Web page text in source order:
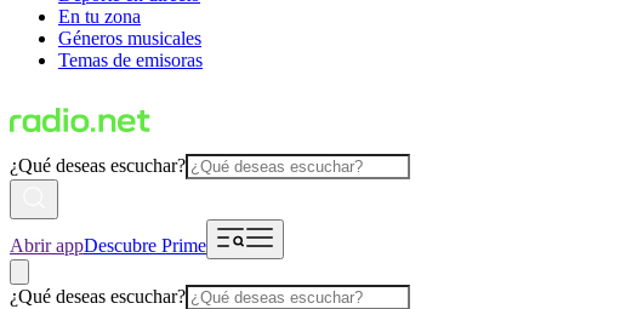
En tu zona
Géneros musicales
Temas de emisoras
¿Qué deseas escuchar?
Abrir appDescubre Prime
¿Qué deseas escuchar?